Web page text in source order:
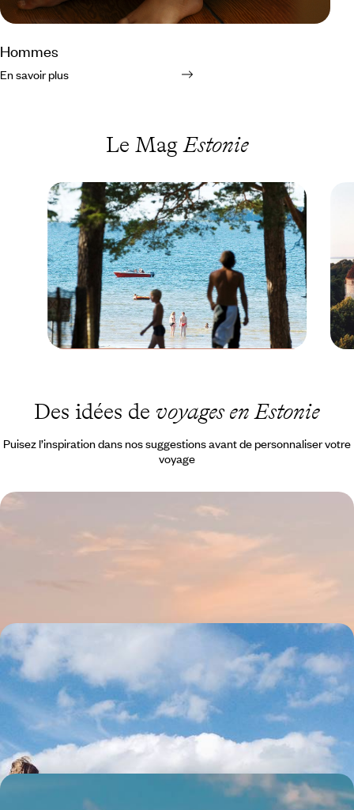
Hommes
En savoir plus
Le Mag Estonie
5 expériences à vivre
absolument en Estonie
Des idées de voyages en Estonie
Puisez l’inspiration dans nos suggestions avant de personnaliser votre
voyage
Héritages et mues éclairées - Tallinn au pluriel
Kalamaja, Port Noblessner, Rotterman : des quartiers bohèmes et post-
industriels qui réécrivent le destin de Tallinn
Châteaux, île verte et maison dans les arbres -
L'Estonie tous ensemble
Pédaler le long de la côte, remonter le temps à Tallinn, s'initier au
sauna, rebondir sur les tourbières
9 jours, de CHF 2000 à CHF 3000
Vilnius, Riga et Tallinn - L’âme des capitales baltes